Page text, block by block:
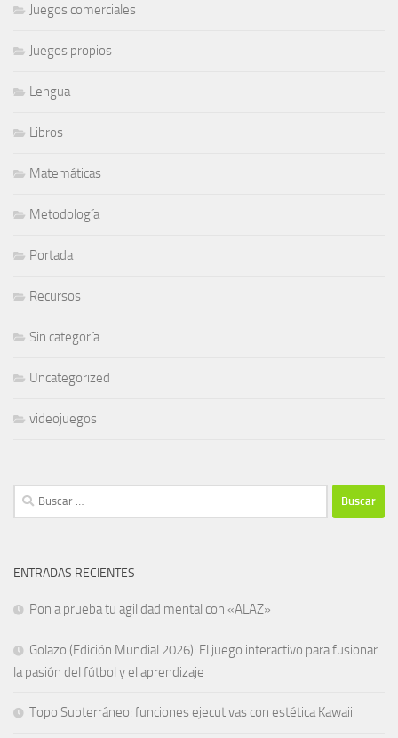
Juegos comerciales
Juegos propios
Lengua
Libros
Matemáticas
Metodología
Portada
Recursos
Sin categoría
Uncategorized
videojuegos
Buscar:
ENTRADAS RECIENTES
Pon a prueba tu agilidad mental con «ALAZ»
Golazo (Edición Mundial 2026): El juego interactivo para fusionar
la pasión del fútbol y el aprendizaje
Topo Subterráneo: funciones ejecutivas con estética Kawaii